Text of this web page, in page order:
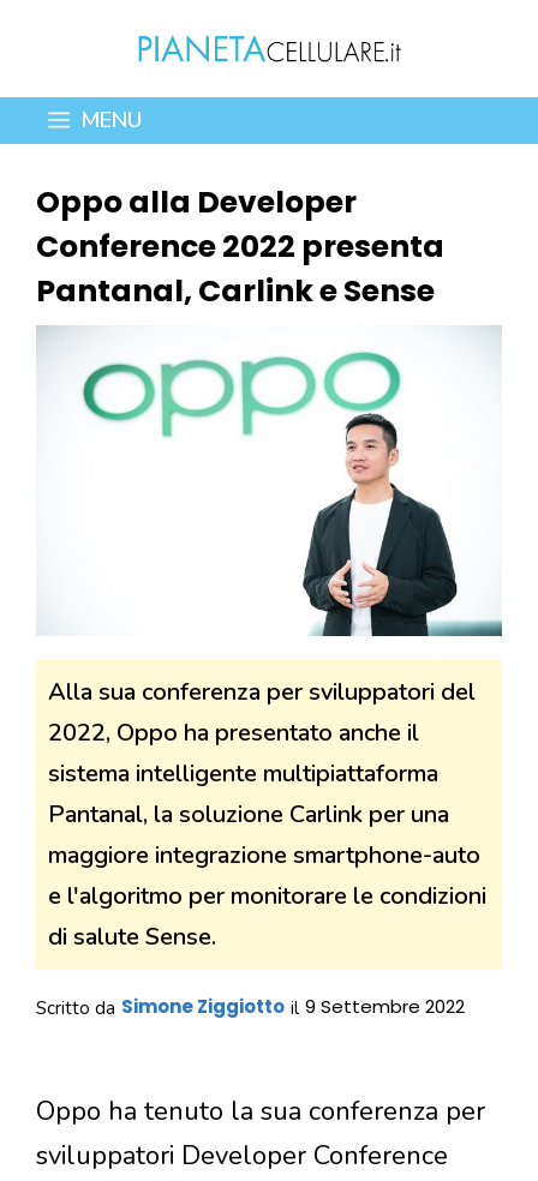
contenuto
MENU
Oppo alla Developer
Conference 2022 presenta
Pantanal, Carlink e Sense
Alla sua conferenza per sviluppatori del
2022, Oppo ha presentato anche il
sistema intelligente multipiattaforma
Pantanal, la soluzione Carlink per una
maggiore integrazione smartphone-auto
e l'algoritmo per monitorare le condizioni
di salute Sense.
Scritto da Simone Ziggiotto il 9 Settembre 2022
Oppo ha tenuto la sua conferenza per
sviluppatori Developer Conference